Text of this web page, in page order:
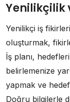
Yenilikçilik
Yenilikçi iş
oluşturmak,
İş planı,
belirlemenize
yapmak ve
Doğru bilgilerle